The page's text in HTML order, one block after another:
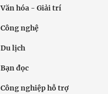
Văn hóa - Giải trí
Công nghệ
Du lịch
Bạn đọc
Công nghiệp hỗ trợ